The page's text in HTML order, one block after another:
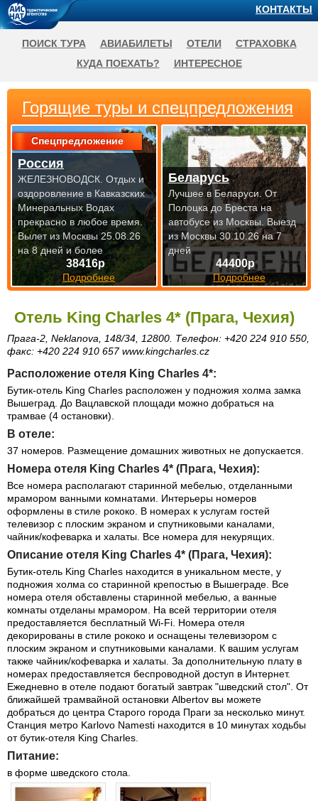
Отель King Charles 4* (Прага, Чехия)
Прага-2, Neklanova, 148/34, 12800. Телефон: +420 224 910 550,
факс: +420 224 910 657 www.kingcharles.cz
Расположение отеля King Charles 4*:
Бутик-отель King Charles расположен у подножия холма замка
Вышеград. До Вацлавской площади можно добраться на
трамвае (4 остановки).
В отеле:
37 номеров. Размещение домашних животных не допускается.
Номера отеля King Charles 4* (Прага, Чехия):
Все номера располагают старинной мебелью, отделанными
мрамором ванными комнатами. Интерьеры номеров
оформлены в стиле рококо. В номерах к услугам гостей
телевизор с плоским экраном и спутниковыми каналами,
чайник/кофеварка и халаты. Все номера для некурящих.
Описание отеля King Charles 4* (Прага, Чехия):
Бутик-отель King Charles находится в уникальном месте, у
подножия холма со старинной крепостью в Вышеграде. Все
номера отеля обставлены старинной мебелью, а ванные
комнаты отделаны мрамором. На всей территории отеля
предоставляется бесплатный Wi-Fi. Номера отеля
декорированы в стиле рококо и оснащены телевизором с
плоским экраном и спутниковыми каналами. К вашим услугам
также чайник/кофеварка и халаты. За дополнительную плату в
номерах предоставляется беспроводной доступ в Интернет.
Ежедневно в отеле подают богатый завтрак "шведский стол". От
ближайшей трамвайной остановки Albertov вы можете
добраться до центра Старого города Праги за несколько минут.
Станция метро Karlovo Namesti находится в 10 минутах ходьбы
от бутик-отеля King Charles.
Питание:
в форме шведского стола.
Горящие туры и спецпредложения
Спецпредложение
38416р
Подробнее
Россия
ЖЕЛЕЗНОВОДСК. Отдых и
оздоровление в Кавказских
Минеральных Водах
прекрасно в любое время.
Вылет из Москвы 25.08.26
на 8 дней и более
44400р
Подробнее
Беларусь
Лучшее в Беларуси. От
Полоцка до Бреста на
автобусе из Москвы. Выезд
из Москвы 30.10.26 на 7
дней
КОНТАКТЫ
ПОИСК ТУРА АВИАБИЛЕТЫ ОТЕЛИ
СТРАХОВКА
КУДА ПОЕХАТЬ?
ИНТЕРЕСНОЕ